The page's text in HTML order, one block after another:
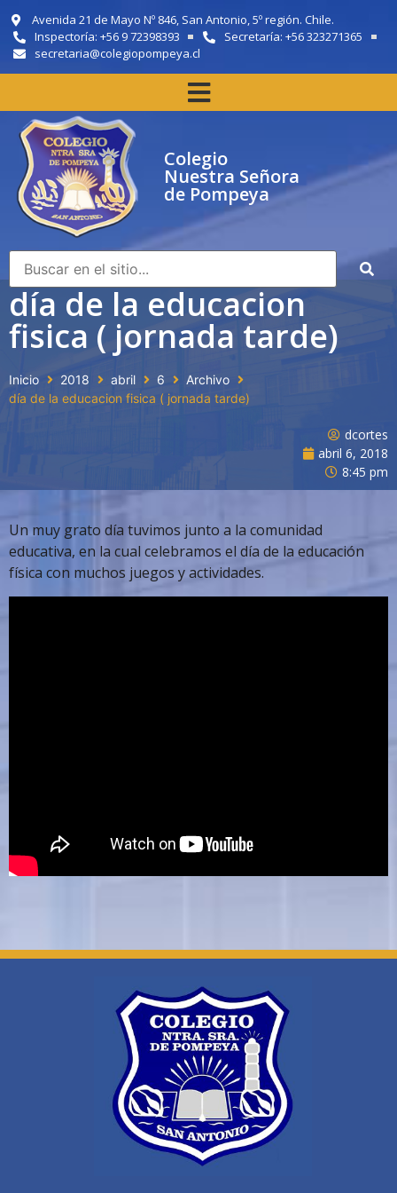
Avenida 21 de Mayo Nº 846, San Antonio, 5º región. Chile.
Inspectoría: +56 9 72398393
Secretaría: +56 323271365
secretaria@colegiopompeya.cl
Colegio
Nuestra Señora
de Pompeya
día de la educacion
fisica ( jornada tarde)
Inicio 2018 abril 6
Archivo
día de la educacion fisica ( jornada tarde)
dcortes
abril 6, 2018
8:45 pm
Un muy grato día tuvimos junto a la comunidad
educativa, en la cual celebramos el día de la educación
física con muchos juegos y actividades.